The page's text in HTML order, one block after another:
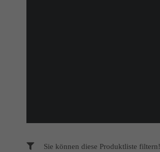
Sie können diese Produktliste filtern!